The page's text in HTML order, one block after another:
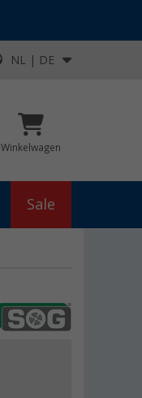
NL | DE
Winkelwagen
Sale